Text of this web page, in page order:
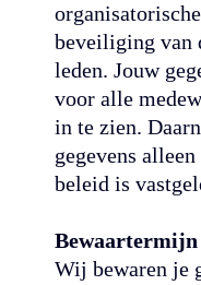
beveiliging van
leden. Jouw
voor alle
in te zien.
gegevens
beleid is
Bewaartermijn
Wij bewaren je